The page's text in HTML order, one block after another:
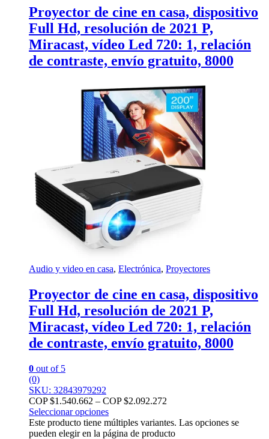
Proyector de cine en casa, dispositivo
Full Hd, resolución de 2021 P,
Miracast, vídeo Led 720: 1, relación
de contraste, envío gratuito, 8000
Audio y video en casa, Electrónica, Proyectores
Proyector de cine en casa, dispositivo
Full Hd, resolución de 2021 P,
Miracast, vídeo Led 720: 1, relación
de contraste, envío gratuito, 8000
0 out of 5
(0)
SKU: 32843979292
COP $1.540.662 – COP $2.092.272
Seleccionar opciones
Este producto tiene múltiples variantes. Las opciones se
pueden elegir en la página de producto